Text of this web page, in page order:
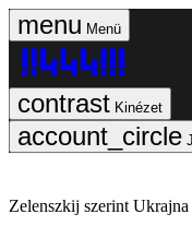
Menü
Kinézet
Zelenszkij szerint